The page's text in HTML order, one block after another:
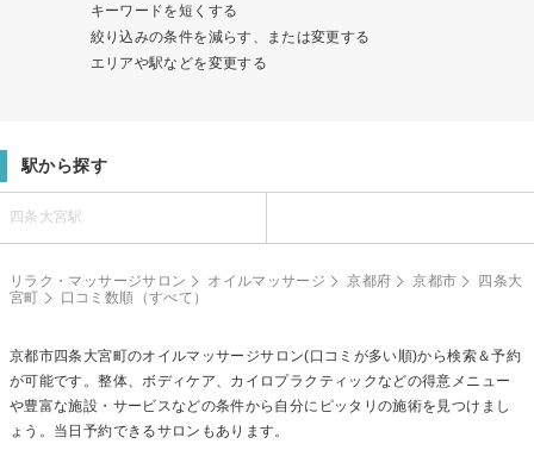
キーワードを短くする
絞り込みの条件を減らす、または変更する
エリアや駅などを変更する
駅から探す
四条大宮駅
リラク・マッサージサロン オイルマッサージ 京都府 京都市
四条大
宮町
口コミ数順（すべて）
京都市四条大宮町のオイルマッサージサロン(口コミが多い順)から検索＆予約
が可能です。整体、ボディケア、カイロプラクティックなどの得意メニュー
や豊富な施設・サービスなどの条件から自分にピッタリの施術を見つけまし
ょう。当日予約できるサロンもあります。